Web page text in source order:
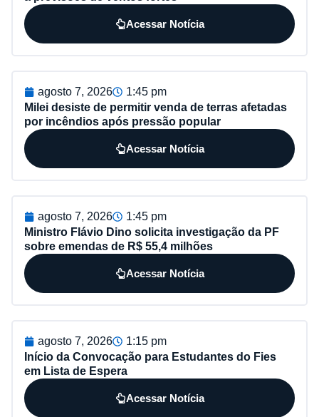
Acessar Notícia
agosto 7, 2026
1:45 pm
Milei desiste de permitir venda de terras afetadas
por incêndios após pressão popular
Acessar Notícia
agosto 7, 2026
1:45 pm
Ministro Flávio Dino solicita investigação da PF
sobre emendas de R$ 55,4 milhões
Acessar Notícia
agosto 7, 2026
1:15 pm
Início da Convocação para Estudantes do Fies
em Lista de Espera
Acessar Notícia